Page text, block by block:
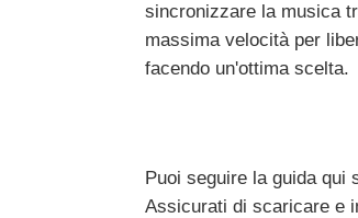
sincronizzare la musica
massima velocità per
facendo un'ottima scelta.
Puoi seguire la guida qui
Assicurati di scaricare e